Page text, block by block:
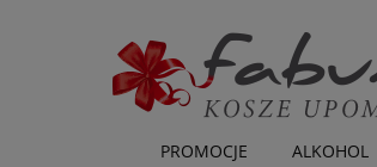
PROMOCJE ALKOHOL